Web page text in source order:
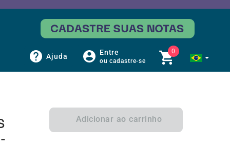
Ajuda Entre
ou cadastre-se
0
Adicionar ao carrinho